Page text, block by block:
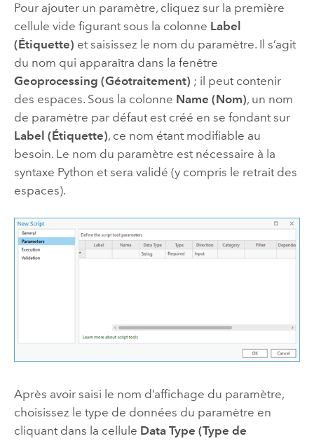
Pour ajouter un paramètre, cliquez sur la première
cellule vide figurant sous la colonne Label
(Étiquette) et saisissez le nom du paramètre. Il s’agit
du nom qui apparaîtra dans la fenêtre
Geoprocessing (Géotraitement) ; il peut contenir
des espaces. Sous la colonne Name (Nom), un nom
de paramètre par défaut est créé en se fondant sur
Label (Étiquette), ce nom étant modifiable au
besoin. Le nom du paramètre est nécessaire à la
syntaxe Python et sera validé (y compris le retrait des
espaces).
Après avoir saisi le nom d’affichage du paramètre,
choisissez le type de données du paramètre en
cliquant dans la cellule Data Type (Type de